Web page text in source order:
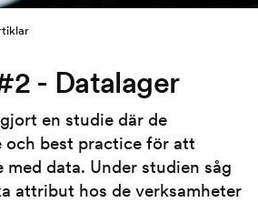
- Datalager
en studie där de
och best practice för att
med data. Under studien såg
attribut hos de verksamheter